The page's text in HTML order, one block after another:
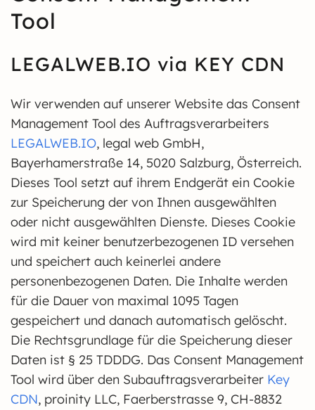
Tool
LEGALWEB.IO via KEY CDN
Wir verwenden auf unserer Website das Consent
Management Tool des Auftragsverarbeiters
LEGALWEB.IO, legal web GmbH,
Bayerhamerstraße 14, 5020 Salzburg, Österreich.
Dieses Tool setzt auf ihrem Endgerät ein Cookie
zur Speicherung der von Ihnen ausgewählten
oder nicht ausgewählten Dienste. Dieses Cookie
wird mit keiner benutzerbezogenen ID versehen
und speichert auch keinerlei andere
personenbezogenen Daten. Die Inhalte werden
für die Dauer von maximal 1095 Tagen
gespeichert und danach automatisch gelöscht.
Die Rechtsgrundlage für die Speicherung dieser
Daten ist § 25 TDDDG. Das Consent Management
Tool wird über den Subauftragsverarbeiter Key
CDN, proinity LLC, Faerberstrasse 9, CH-8832